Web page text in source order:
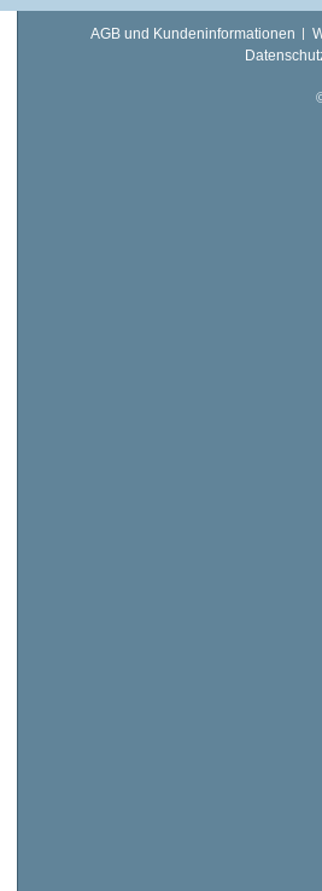
AGB und Kundeninformationen